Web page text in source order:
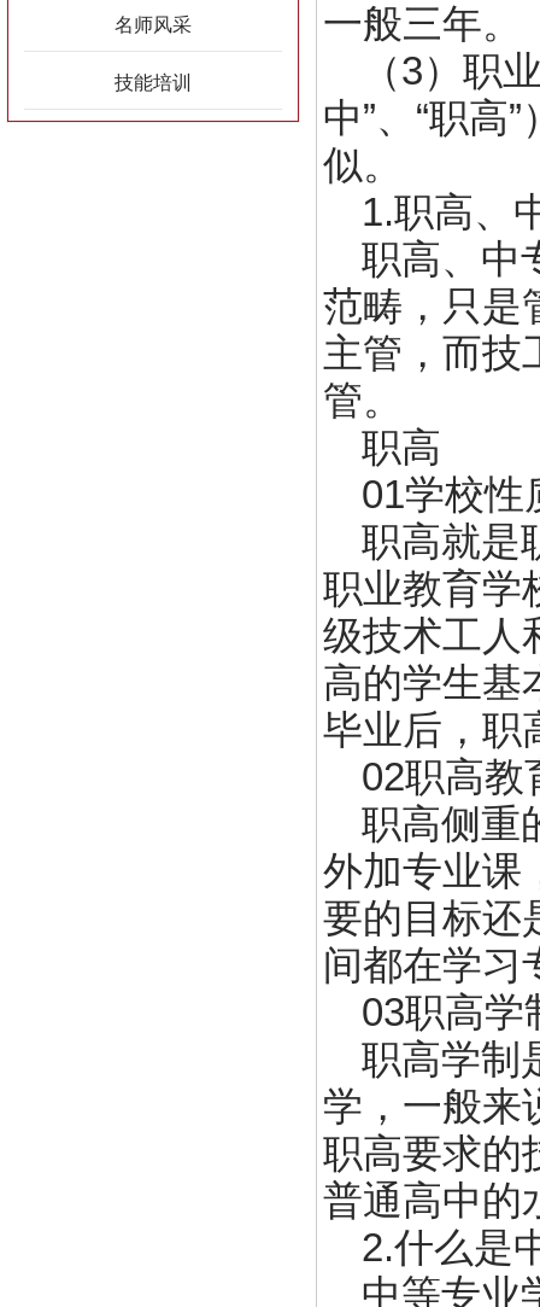
名师风采
技能培训
一般三年。
（3）职
中”、“职高
似。
1.职高、
职高、中
范畴，只是
主管，而技
管。
职高
01学校性
职高就是
职业教育学
级技术工人
高的学生基
毕业后，职
02职高教
职高侧重
外加专业课
要的目标还
间都在学习
03职高学
职高学制
学，一般来
职高要求的
普通高中的
2.什么是
中等专业